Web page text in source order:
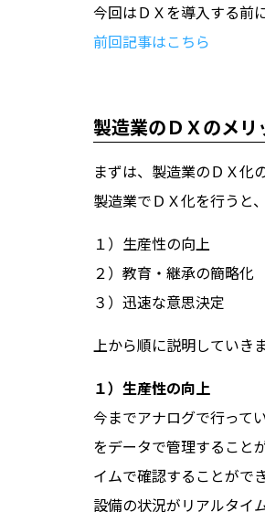
今回はＤＸを導入する前
前回記事はこちら
製造業のＤＸのメリ
まずは、製造業のＤＸ化
製造業でＤＸ化を行うと
１）生産性の向上
２）教育・継承の簡略化
３）迅速な意思決定
上から順に説明していきま
１）生産性の向上
今までアナログで行って
をデータで管理すること
イムで確認することができ
設備の状況がリアルタイ